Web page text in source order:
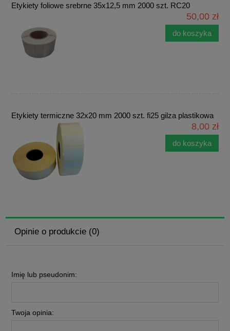
Etykiety foliowe srebrne 35x12,5 mm 2000 szt. RC20
50,00 zł
do koszyka
Etykiety termiczne 32x20 mm 2000 szt. fi25 gilza plastikowa
8,00 zł
do koszyka
Opinie o produkcie (0)
Imię lub pseudonim:
Twoja opinia: